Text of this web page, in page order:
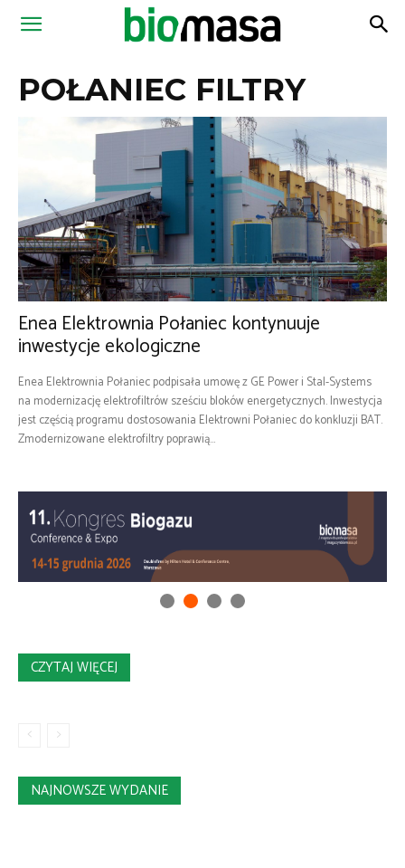
Magazyn
POŁANIEC FILTRY
Enea Elektrownia Połaniec kontynuuje
inwestycje ekologiczne
Enea Elektrownia Połaniec podpisała umowę z GE Power i Stal-Systems
na modernizację elektrofiltrów sześciu bloków energetycznych. Inwestycja
jest częścią programu dostosowania Elektrowni Połaniec do konkluzji BAT.
Zmodernizowane elektrofiltry poprawią...
CZYTAJ WIĘCEJ
NAJNOWSZE WYDANIE